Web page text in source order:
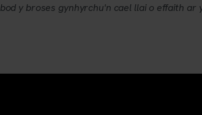
y broses gynhyrchu'n cael llai o effaith ar